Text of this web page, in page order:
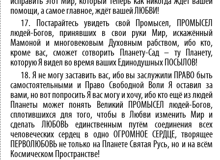
помощи, а самое главное, ждёт вашей ЛЮБВИ!
17. Постарайтесь увидеть свой Промысел, ПРОМЫСЕЛ
людей-Богов, принявших в свои руки Мир, искажённый
Мамоной и многовековым Духовным рабством, ибо кто,
кроме вас, сможет сотворить Планету-Сад – ту Планету,
которую Я видел во время ваших Единодушных ПОСЫЛОВ!
18. Я не могу заставить вас, ибо вы заслужили ПРАВО быть
самостоятельными и Право Свободной Воли Я оставил за
вами, но вот попросить Я вас могу и хочу, ибо кто ещё из людей
Планеты может понять Великий ПРОМЫСЕЛ людей-Богов,
сплотившихся для того, чтобы в Любви изменить Мир и
сделать ЛЮБОВЬ единственным путём соединения всех
человеческих сердец в одно ОГРОМНОЕ СЕРДЦЕ, творящее
ПЕРВОЛЮБОВЬ не только на Планете Святая Русь, но и на всём
Космическом Пространстве!